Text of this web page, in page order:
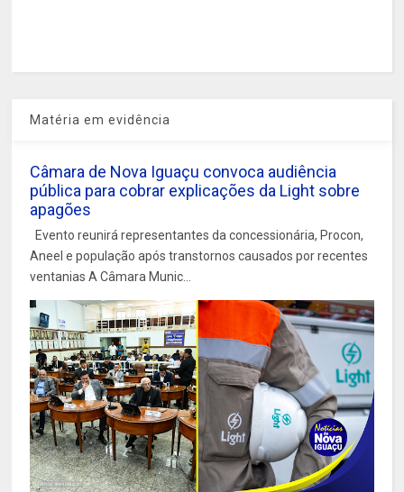
Matéria em evidência
Câmara de Nova Iguaçu convoca audiência
pública para cobrar explicações da Light sobre
apagões
Evento reunirá representantes da concessionária, Procon,
Aneel e população após transtornos causados por recentes
ventanias A Câmara Munic...